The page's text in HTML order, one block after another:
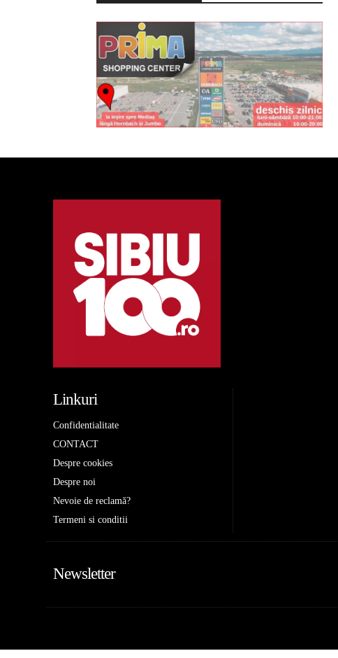
Linkuri
Confidentialitate
CONTACT
Despre cookies
Despre noi
Nevoie de reclamă?
Termeni si conditii
Newsletter